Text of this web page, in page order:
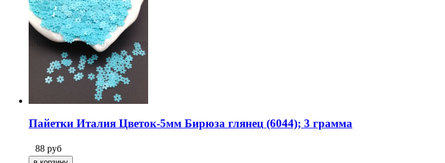
Пайетки Италия Цветок-5мм Бирюза глянец (6044); 3 грамма
88 руб